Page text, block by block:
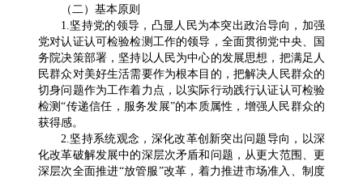
（二）基本原则
1.坚持党的领导，凸显人民为本突出政治导向，加强
党对认证认可检验检测工作的领导，全面贯彻党中央、国
务院决策部署，坚持以人民为中心的发展思想，把满足人
民群众对美好生活需要作为根本目的，把解决人民群众的
切身问题作为工作着力点，以实际行动践行认证认可检验
检测“传递信任，服务发展”的本质属性，增强人民群众的
获得感。
2.坚持系统观念，深化改革创新突出问题导向，以深
化改革破解发展中的深层次矛盾和问题，从更大范围、更
深层次全面推进“放管服”改革，着力推进市场准入、制度